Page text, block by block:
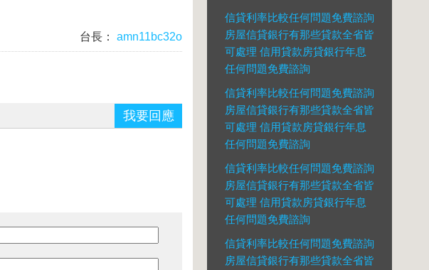
台長：
amn11bc32o
我要回應
信貸利率比較任何問題免費諮詢
房屋信貸銀行有那些貸款全省皆
可處理 信用貸款房貸銀行年息
任何問題免費諮詢
信貸利率比較任何問題免費諮詢
房屋信貸銀行有那些貸款全省皆
可處理 信用貸款房貸銀行年息
任何問題免費諮詢
信貸利率比較任何問題免費諮詢
房屋信貸銀行有那些貸款全省皆
可處理 信用貸款房貸銀行年息
任何問題免費諮詢
信貸利率比較任何問題免費諮詢
房屋信貸銀行有那些貸款全省皆